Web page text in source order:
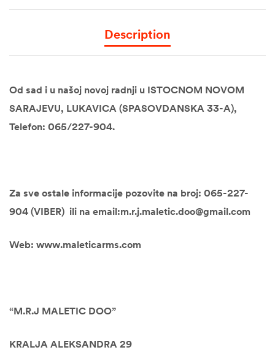
Description
Od sad i u našoj novoj radnji u ISTOCNOM NOVOM
SARAJEVU, LUKAVICA (SPASOVDANSKA 33-A),
Telefon: 065/227-904.
Za sve ostale informacije pozovite na broj: 065-227-
904 (VIBER) ili na email:m.r.j.maletic.doo@gmail.com
Web: www.maleticarms.com
“M.R.J MALETIC DOO”
KRALJA ALEKSANDRA 29